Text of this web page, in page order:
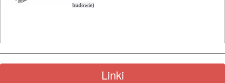
budowie)
Linki